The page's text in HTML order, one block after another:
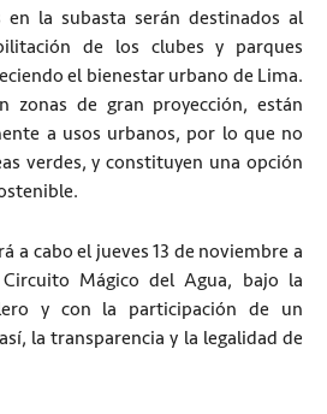
la subasta serán destinados al
de los clubes y parques
el bienestar urbano de Lima.
zonas de gran proyección, están
a usos urbanos, por lo que no
verdes, y constituyen una opción
a cabo el jueves 13 de noviembre a
Mágico del Agua, bajo la
y con la participación de un
la transparencia y la legalidad de